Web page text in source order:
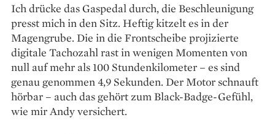
Ich drücke das Gaspedal durch, die Beschleunigung
presst mich in den Sitz. Heftig kitzelt es in der
Magengrube. Die in die Frontscheibe projizierte
digitale Tachozahl rast in wenigen Momenten von
null auf mehr als 100 Stundenkilometer – es sind
genau genommen 4,9 Sekunden. Der Motor schnauft
hörbar – auch das gehört zum Black-Badge-Gefühl,
wie mir Andy versichert.